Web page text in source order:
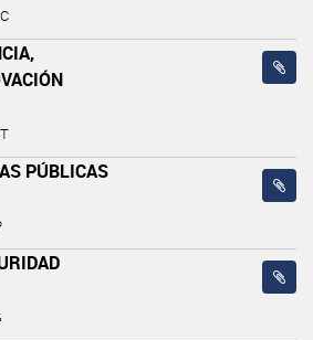
PÚBLICAS